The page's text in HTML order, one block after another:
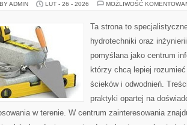
ADMIN LUT - 26 - 2026 MOŻLIWOŚĆ
Ta strona to
hydrotechniki oraz
pomyślana jako centrum
którzy chcą lepiej
ścieków i odwodnień.
praktyki opartej na
w terenie. W centrum zainteresowania